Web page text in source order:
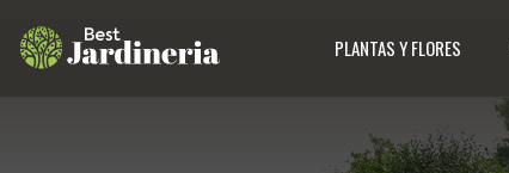
PLANTAS Y FLORES